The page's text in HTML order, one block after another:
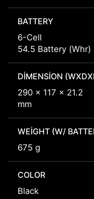
BATTERY
6-Cell
54.5 Battery (Whr)
DIMENSION
290 x 117 x 21.2
mm
WEIGHT (W/
675 g
COLOR
Black